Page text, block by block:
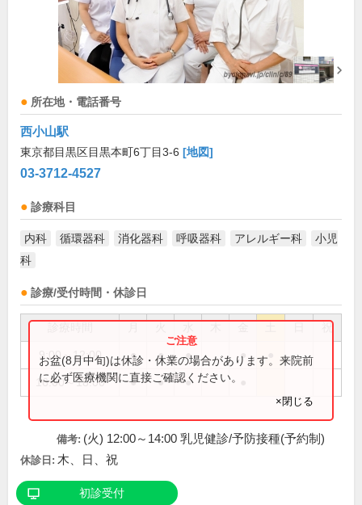
所在地・電話番号
西小山駅
東京都目黒区目黒本町6丁目3-6 [地図]
03-3712-4527
診療科目
内科 循環器科 消化器科 呼吸器科 アレルギー科
小児
科
診療/受付時間・休診日
祝
9:00～12:00 ● ● ● ●
16:00～18:00 ● ● ●
お盆(8月中旬)は休診・休業の場合があります。来院前
に必ず医療機関に直接ご確認ください。
×閉じる
備考: (火) 12:00～14:00 乳児健診/予防接種(予約制)
休診日: 木、日、祝
初診受付